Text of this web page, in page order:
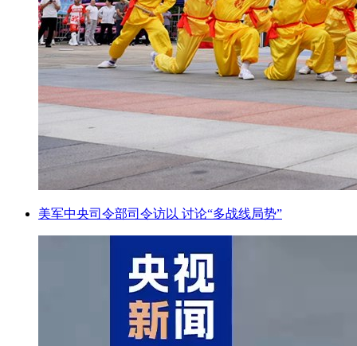
美军中央司令部司令访以 讨论“多战线局势”